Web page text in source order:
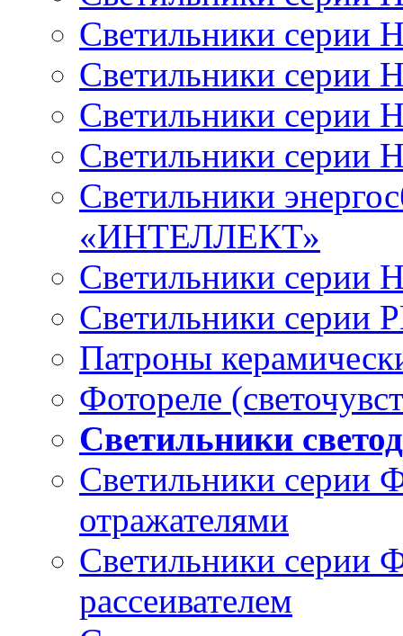
Светильники серии
Светильники серии
Светильники серии
Светильники серии
Светильники
«ИНТЕЛЛЕКТ»
Светильники серии
Светильники серии
Патроны
Фотореле
Светильники
Светильники
отражателями
Светильники серии
рассеивателем